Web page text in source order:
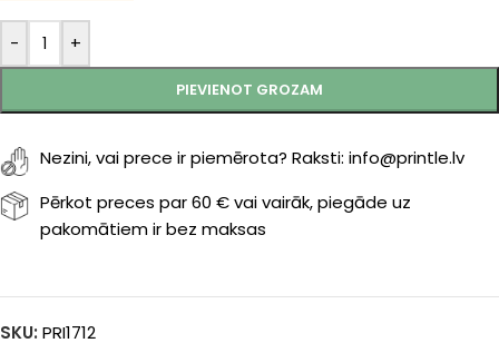
- +
PIEVIENOT GROZAM
Nezini, vai prece ir piemērota? Raksti: info@printle.lv
Pērkot preces par 60 € vai vairāk, piegāde uz
pakomātiem ir bez maksas
SKU: PRI1712